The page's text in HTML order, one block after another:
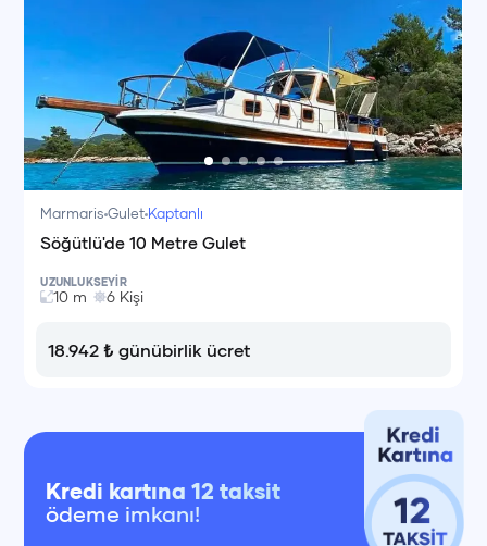
MarmarisGulet Kaptanlı
Söğütlü'de 10 Metre Gulet
UZUNLUK
10 m
SEYİR
6 Kişi
18.942 ₺ günübirlik ücret
Kredi kartına 12 taksit
ödeme imkanı!